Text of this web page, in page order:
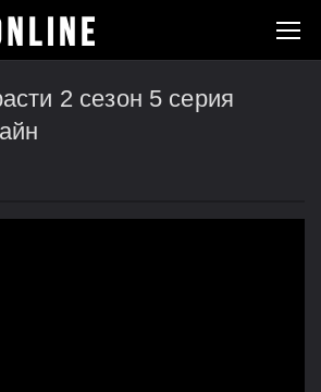
2 сезон 5 серия